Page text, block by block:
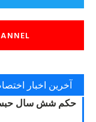
آخرین اخبار
حکم شش سال